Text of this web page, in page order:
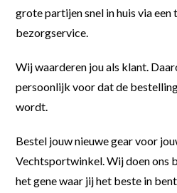
grote partijen snel in huis via een
bezorgservice.
Wij waarderen jou als klant.
persoonlijk voor dat de
wordt.
Bestel jouw nieuwe gear voor
Vechtsportwinkel. Wij doen ons
het gene waar jij het beste in